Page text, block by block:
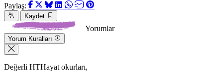
Paylaş:
Kaydet
Yorumlar
Yorum Kuralları
Değerli HTHayat okurları,